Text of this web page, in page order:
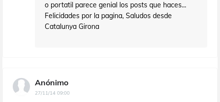
o portatil parece genial los posts que haces...
Felicidades por la pagina, Saludos desde
Catalunya Girona
Anónimo
27/11/14 09:00